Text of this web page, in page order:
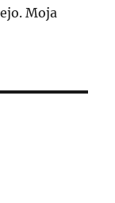
Moja